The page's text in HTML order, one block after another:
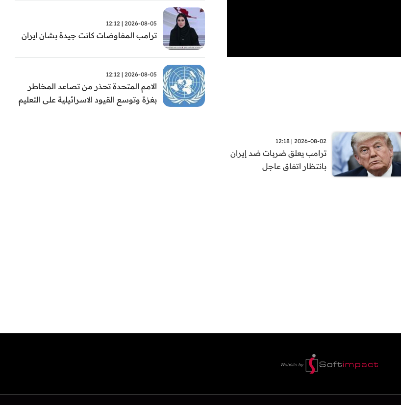
2026-08-02 | 12:18
ترامب يعلق ضربات ضد إيران
بانتظار اتفاق عاجل
2026-08-05 | 12:12
ترامب المفاوضات كانت جيدة بشان ايران
2026-08-05 | 12:12
الامم المتحدة تحذر من تصاعد المخاطر
بغزة وتوسع القيود الاسرائيلية على التعليم